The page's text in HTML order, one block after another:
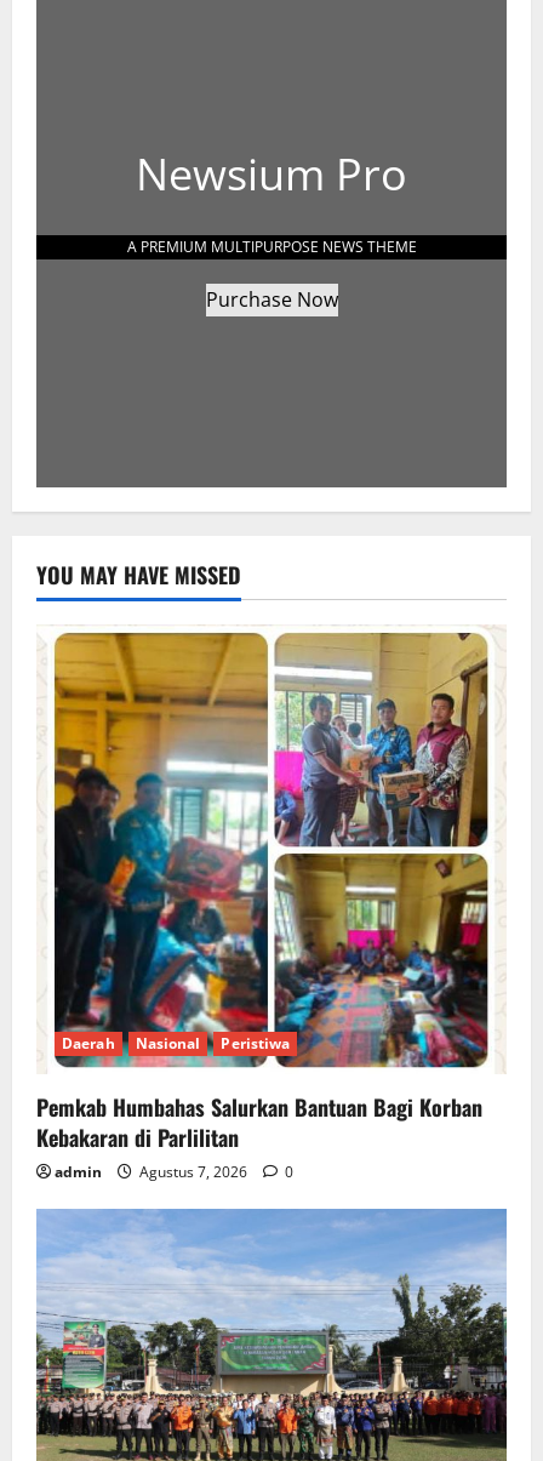
Newsium Pro
A PREMIUM MULTIPURPOSE NEWS THEME
Purchase Now
YOU MAY HAVE MISSED
Daerah Nasional Peristiwa
Pemkab Humbahas Salurkan Bantuan Bagi Korban
Kebakaran di Parlilitan
admin Agustus 7, 2026 0